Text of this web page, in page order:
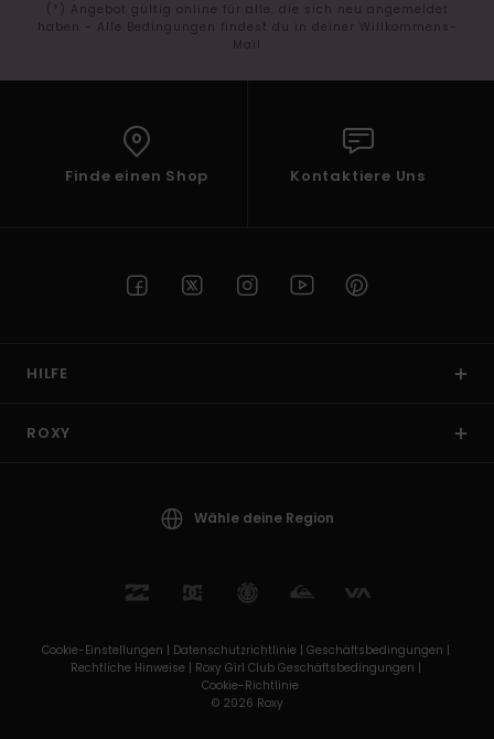
(*) Angebot gültig online für alle, die sich neu angemeldet
haben - Alle Bedingungen findest du in deiner Willkommens-
Mail
Finde einen Shop Kontaktiere Uns
HILFE
ROXY
Wähle deine Region
Cookie-Einstellungen | Datenschutzrichtlinie | Geschäftsbedingungen |
Rechtliche Hinweise | Roxy Girl Club Geschäftsbedingungen |
Cookie-Richtlinie
© 2026 Roxy